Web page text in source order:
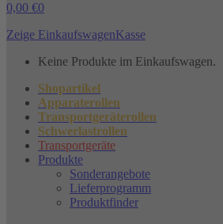
0,00 €0
Zeige EinkaufswagenKasse
Keine Produkte im Einkaufswagen.
Shopartikel
Apparaterollen
Transportgeräterollen
Schwerlastrollen
Transportgeräte
Produkte
Sonderangebote
Lieferprogramm
Produktfinder